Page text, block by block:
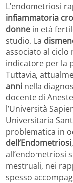
L’endometriosi
infiammatoria
donne in età
studio. La
associato al ciclo
indicatore per la
Tuttavia,
anni nella
docente di
l’Università
Universitaria
problematica in
dell’Endometriosi
all’endometriosi
mestruali, nei
spesso